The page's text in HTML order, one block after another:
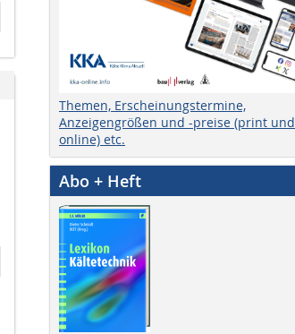
Themen, Erscheinungstermine,
Anzeigengrößen und -preise (print und
online) etc.
Abo + Heft